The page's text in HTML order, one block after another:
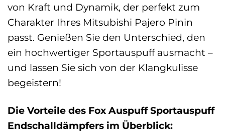
von Kraft und Dynamik, der perfekt zum
Charakter Ihres Mitsubishi Pajero Pinin
passt. Genießen Sie den Unterschied, den
ein hochwertiger Sportauspuff ausmacht –
und lassen Sie sich von der Klangkulisse
begeistern!
Die Vorteile des Fox Auspuff Sportauspuff
Endschalldämpfers im Überblick: